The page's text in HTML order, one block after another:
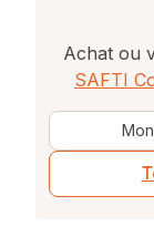
Achat ou
SAFTI